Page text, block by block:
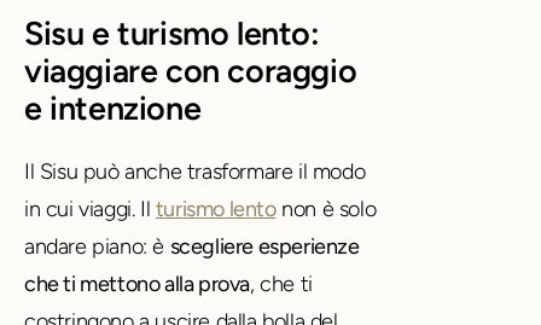
Sisu e turismo lento:
viaggiare con coraggio
e intenzione
Il Sisu può anche trasformare il modo
in cui viaggi. Il turismo lentonon è solo
andare piano: è scegliere esperienze
che ti mettono alla prova, che ti